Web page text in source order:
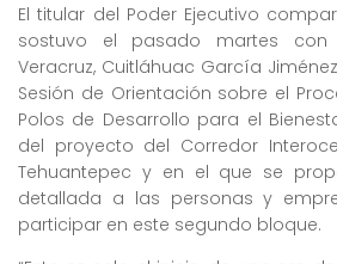
El titular del Poder Ejecutivo
sostuvo el pasado martes con
Veracruz, Cuitláhuac García
Sesión de Orientación sobre el
Polos de Desarrollo para el
del proyecto del Corredor
Tehuantepec y en el que se
detallada a las personas y
participar en este segundo bloque.